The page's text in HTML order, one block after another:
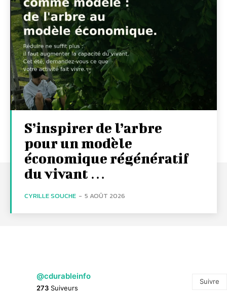
S’inspirer de l’arbre
pour un modèle
économique régénératif
du vivant …
CYRILLE SOUCHE - 5 AOÛT 2026
@cdurableinfo
273 Suiveurs
Suivre